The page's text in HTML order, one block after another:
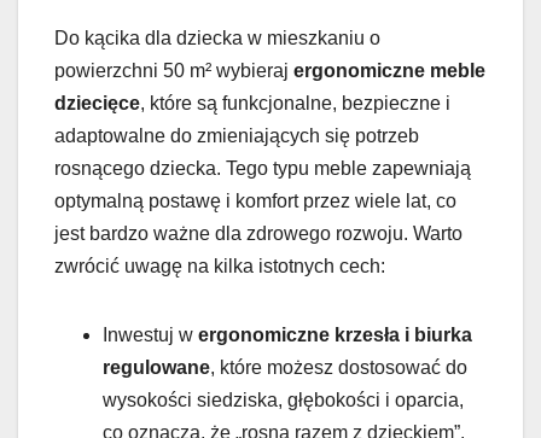
Do kącika dla dziecka w mieszkaniu o
powierzchni 50 m² wybieraj ergonomiczne meble
dziecięce, które są funkcjonalne, bezpieczne i
adaptowalne do zmieniających się potrzeb
rosnącego dziecka. Tego typu meble zapewniają
optymalną postawę i komfort przez wiele lat, co
jest bardzo ważne dla zdrowego rozwoju. Warto
zwrócić uwagę na kilka istotnych cech:
Inwestuj w ergonomiczne krzesła i biurka
regulowane, które możesz dostosować do
wysokości siedziska, głębokości i oparcia,
co oznacza, że „rosną razem z dzieckiem”.